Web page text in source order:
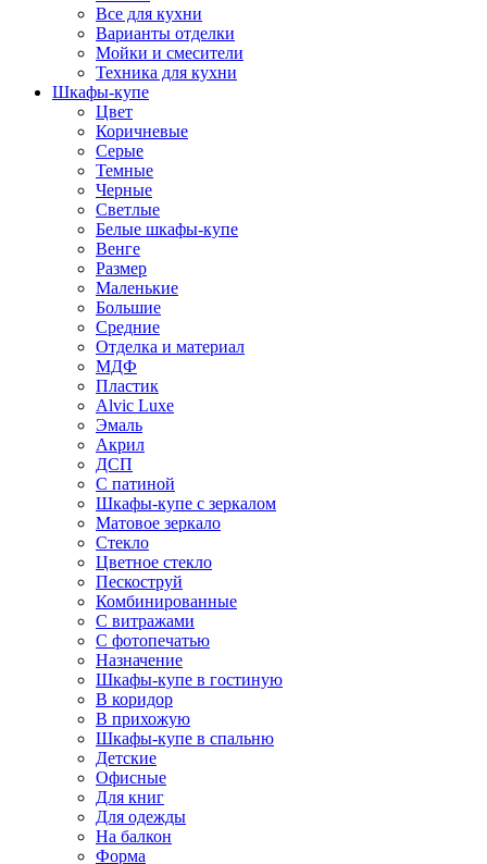
Все для кухни
Варианты отделки
Мойки и смесители
Техника для кухни
Шкафы-купе
Цвет
Коричневые
Серые
Темные
Черные
Светлые
Белые шкафы-купе
Венге
Размер
Маленькие
Большие
Средние
Отделка и материал
МДФ
Пластик
Alvic Luxe
Эмаль
Акрил
ДСП
С патиной
Шкафы-купе с зеркалом
Матовое зеркало
Стекло
Цветное стекло
Пескоструй
Комбинированные
С витражами
С фотопечатью
Назначение
Шкафы-купе в гостиную
В коридор
В прихожую
Шкафы-купе в спальню
Детские
Офисные
Для книг
Для одежды
На балкон
Форма